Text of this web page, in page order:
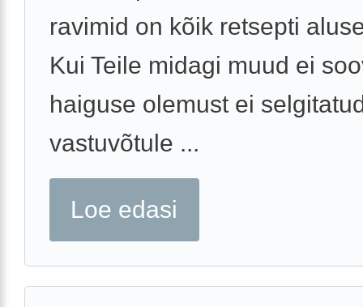
ravimid on kõik retsepti
Kui Teile midagi muud ei
haiguse olemust ei
vastuvõtule ...
Loe edasi